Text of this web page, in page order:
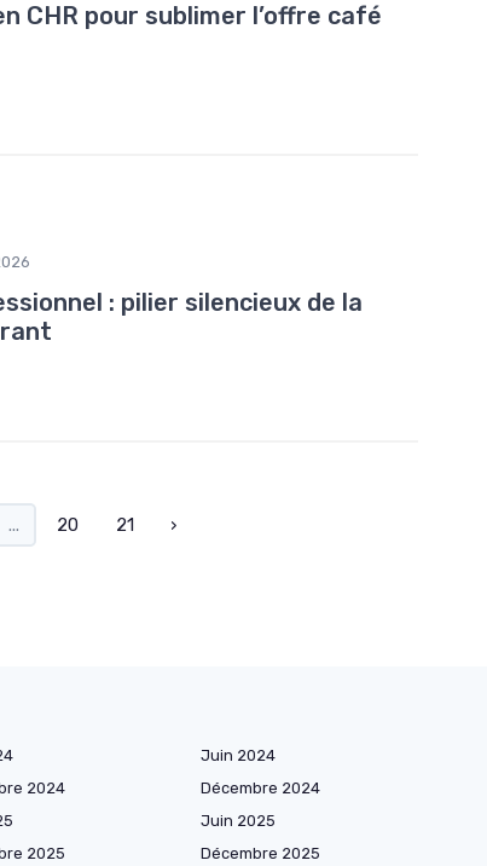
CHR pour sublimer l’offre café
: pilier silencieux de la
... 20 21 ›
Juin 2024
2024
Décembre 2024
Juin 2025
2025
Décembre 2025